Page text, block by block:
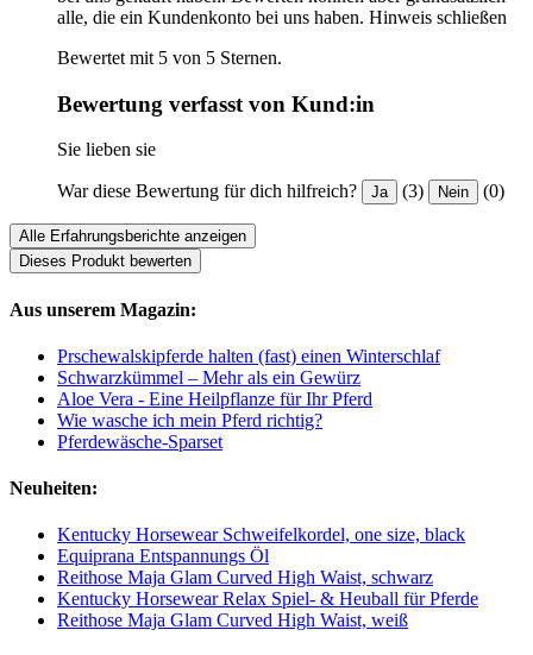
alle, die ein Kundenkonto bei uns haben. Hinweis schließen
Bewertet mit 5 von 5 Sternen.
Bewertung verfasst von Kund:in
Sie lieben sie
War diese Bewertung für dich hilfreich? Ja (3) Nein (0)
Alle Erfahrungsberichte anzeigen
Dieses Produkt bewerten
Aus unserem Magazin:
Prschewalskipferde halten (fast) einen Winterschlaf
Schwarzkümmel – Mehr als ein Gewürz
Aloe Vera - Eine Heilpflanze für Ihr Pferd
Wie wasche ich mein Pferd richtig?
Pferdewäsche-Sparset
Neuheiten:
Kentucky Horsewear Schweifelkordel, one size, black
Equiprana Entspannungs Öl
Reithose Maja Glam Curved High Waist, schwarz
Kentucky Horsewear Relax Spiel- & Heuball für Pferde
Reithose Maja Glam Curved High Waist, weiß